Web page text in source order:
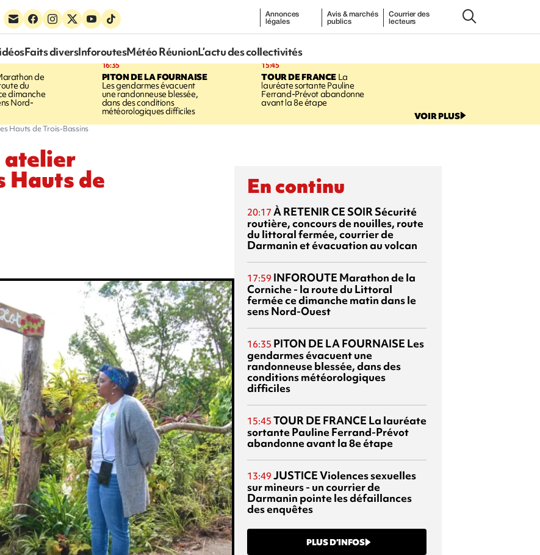
Annonces
légales
Avis & marchés
publics
Courrier des
lecteurs
Faits diversInforoutesMétéo RéunionL’actu des collectivités
de
du
dimanche
Nord-
16:35
PITON DE LA FOURNAISE
Les gendarmes évacuent
une randonneuse blessée,
dans des conditions
météorologiques difficiles
15:45
TOUR DE FRANCELa
lauréate sortante Pauline
Ferrand-Prévot abandonne
avant la 8e étape
VOIR PLUS
Hauts de Trois-Bassins
atelier
Hauts de En continu
20:17 À RETENIR CE SOIR Sécurité
routière, concours de nouilles, route
du littoral fermée, courrier de
Darmanin et évacuation au volcan
17:59 INFOROUTE Marathon de la
Corniche - la route du Littoral
fermée ce dimanche matin dans le
sens Nord-Ouest
16:35 PITON DE LA FOURNAISE Les
gendarmes évacuent une
randonneuse blessée, dans des
conditions météorologiques
difficiles
15:45 TOUR DE FRANCE La lauréate
sortante Pauline Ferrand-Prévot
abandonne avant la 8e étape
13:49 JUSTICEViolences sexuelles
sur mineurs - un courrier de
Darmanin pointe les défaillances
des enquêtes
PLUS D’INFOS